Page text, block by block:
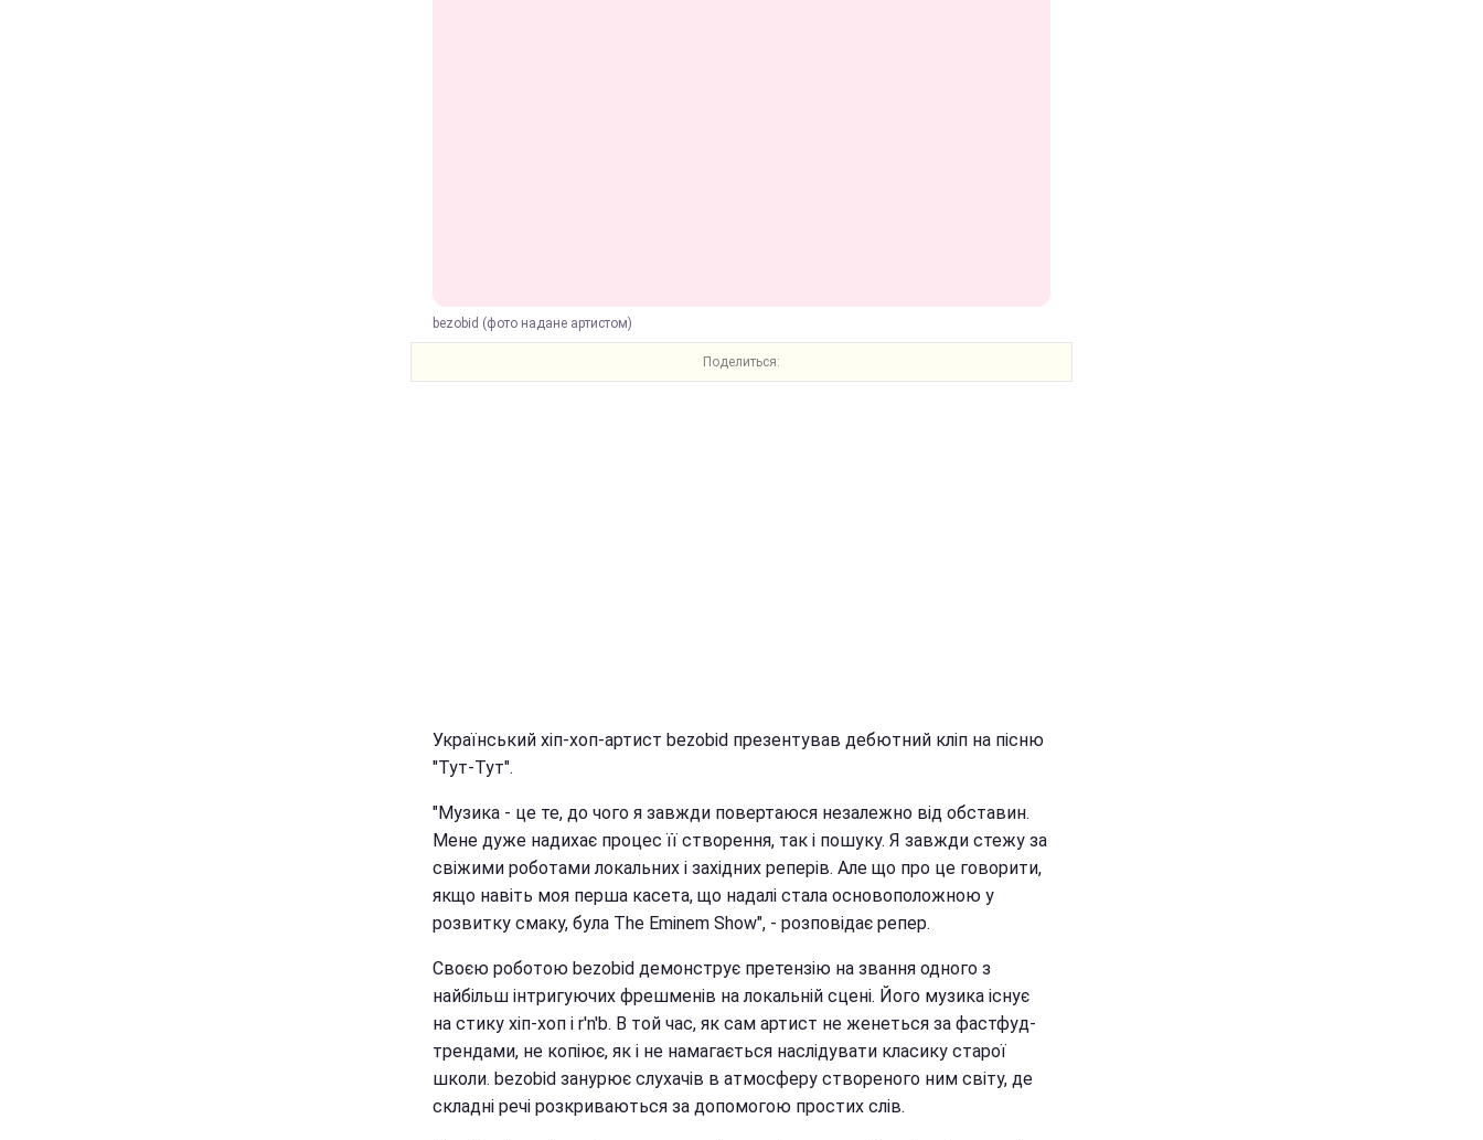
bezobid (фото надане артистом)
Поделиться:
Український хіп-хоп-артист bezobid презентував дебютний кліп на пісню
"Тут-Тут".
"Музика - це те, до чого я завжди повертаюся незалежно від обставин.
Мене дуже надихає процес її створення, так і пошуку. Я завжди стежу за
свіжими роботами локальних і західних реперів. Але що про це говорити,
якщо навіть моя перша касета, що надалі стала основоположною у
розвитку смаку, була The Eminem Show", - розповідає репер.
Своєю роботою bezobid демонструє претензію на звання одного з
найбільш інтригуючих фрешменів на локальній сцені. Його музика існує
на стику хіп-хоп і r'n'b. В той час, як сам артист не женеться за фастфуд-
трендами, не копіює, як і не намагається наслідувати класику старої
школи. bezobid занурює слухачів в атмосферу створеного ним світу, де
складні речі розкриваються за допомогою простих слів.